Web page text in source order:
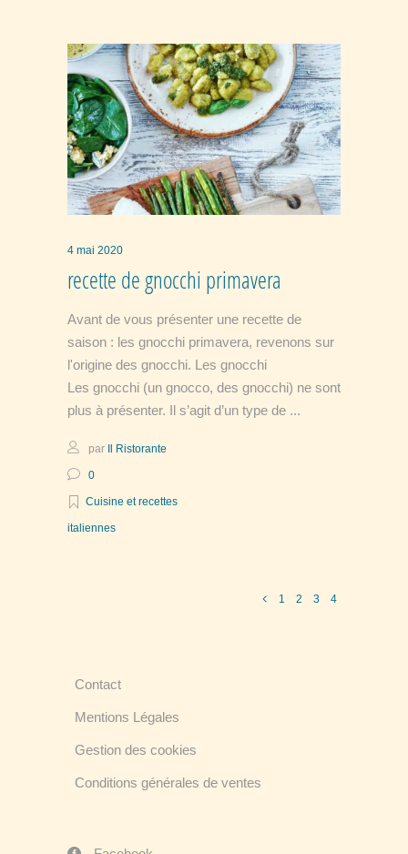
4 mai 2020
recette de gnocchi primavera
Avant de vous présenter une recette de
saison : les gnocchi primavera, revenons sur
l'origine des gnocchi. Les gnocchi
Les gnocchi (un gnocco, des gnocchi) ne sont
plus à présenter. Il s’agit d’un type de
par Il Ristorante
0
Cuisine et recettes
italiennes
1 2 3 4
Contact
Mentions Légales
Gestion des cookies
Conditions générales de ventes